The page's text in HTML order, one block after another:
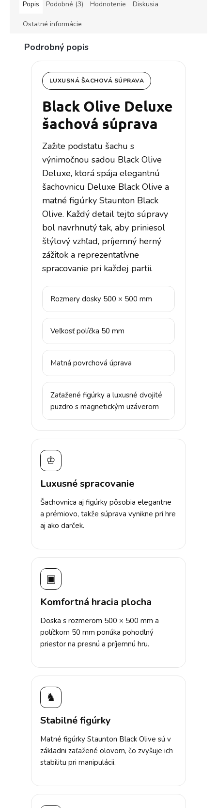
Popis Podobné (3) Hodnotenie Diskusia
Ostatné informácie
Podrobný popis
LUXUSNÁ ŠACHOVÁ SÚPRAVA
Black Olive Deluxe
šachová súprava
Zažite podstatu šachu s
výnimočnou sadou Black Olive
Deluxe, ktorá spája elegantnú
šachovnicu Deluxe Black Olive a
matné figúrky Staunton Black
Olive. Každý detail tejto súpravy
bol navrhnutý tak, aby priniesol
štýlový vzhľad, príjemný herný
zážitok a reprezentatívne
spracovanie pri každej partii.
Rozmery dosky 500 × 500 mm
Veľkosť políčka 50 mm
Matná povrchová úprava
Zaťažené figúrky a luxusné dvojité
puzdro s magnetickým uzáverom
♔
Luxusné spracovanie
Šachovnica aj figúrky pôsobia elegantne
a prémiovo, takže súprava vynikne pri hre
aj ako darček.
▣
Komfortná hracia plocha
Doska s rozmerom 500 × 500 mm a
políčkom 50 mm ponúka pohodlný
priestor na presnú a príjemnú hru.
♞
Stabilné figúrky
Matné figúrky Staunton Black Olive sú v
základni zaťažené olovom, čo zvyšuje ich
stabilitu pri manipulácii.